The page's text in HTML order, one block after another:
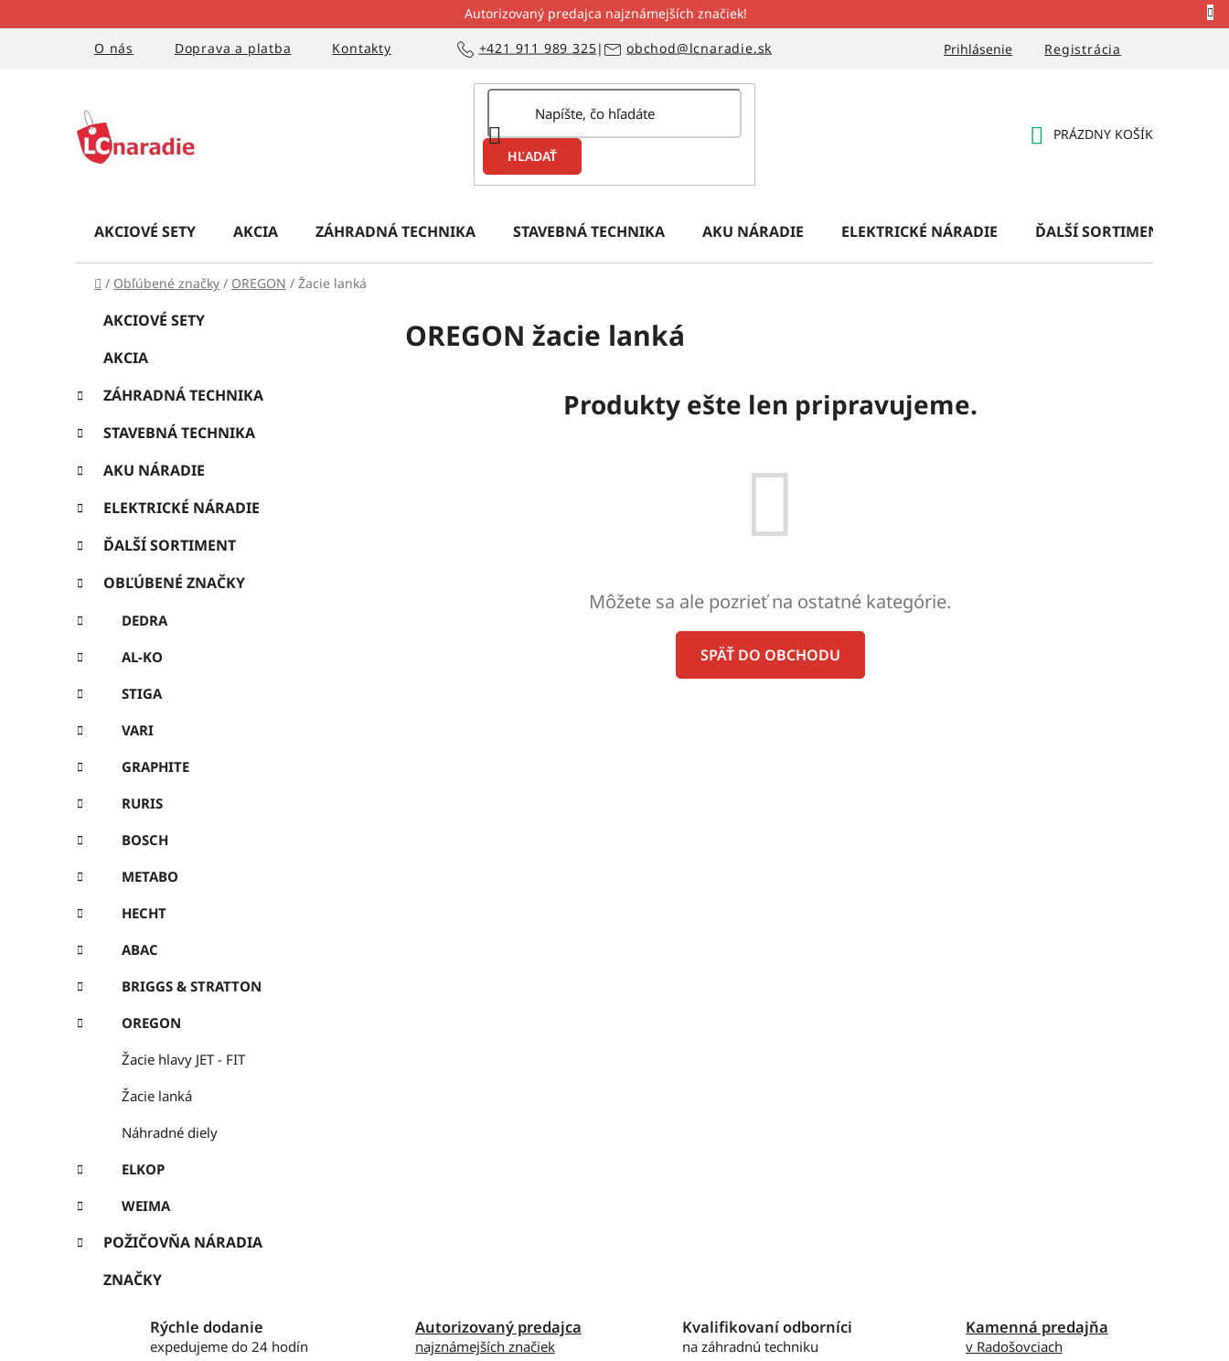
na
Autorizovaný predajca najznámejších značiek!
O nás
Doprava a platba Kontakty Prihlásenie Registrácia
+421 911 989 325| obchod@lcnaradie.sk
HĽADAŤ
PRÁZDNY KOŠÍK
AKCIOVÉ SETY AKCIA ZÁHRADNÁ TECHNIKA STAVEBNÁ TECHNIKA AKU NÁRADIE ELEKTRICKÉ NÁRADIE ĎALŠÍ SORTIMENT
Domov
/ Obľúbené značky / OREGON / Žacie lanká
n
ý
a
n
e
l
Preskočiť
kategórie
g
r
e
AKCIOVÉ SETY
AKCIA
ZÁHRADNÁ TECHNIKA
STAVEBNÁ TECHNIKA
AKU NÁRADIE
ELEKTRICKÉ NÁRADIE
ĎALŠÍ SORTIMENT
OBĽÚBENÉ ZNAČKY
DEDRA
AL-KO
STIGA
VARI
GRAPHITE
RURIS
BOSCH
METABO
HECHT
ABAC
BRIGGS & STRATTON
OREGON
Žacie hlavy JET - FIT
Žacie lanká
Náhradné diely
ELKOP
WEIMA
POŽIČOVŇA NÁRADIA
ZNAČKY
OREGON žacie lanká
Produkty ešte len pripravujeme.
Môžete sa ale pozrieť na ostatné kategórie.
SPÄŤ DO OBCHODU
Rýchle dodanie
expedujeme do 24 hodín
Autorizovaný predajca
najznámejších značiek
Kvalifikovaní odborníci
na záhradnú techniku
Kamenná predajňa
v Radošovciach